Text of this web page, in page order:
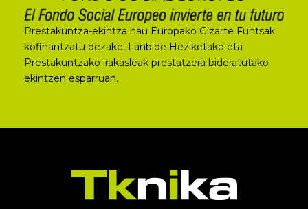
Prestakuntza-ekintza hau Europako Gizarte Funtsak
kofinantzatu dezake, Lanbide Heziketako eta
Prestakuntzako irakasleak prestatzera bideratutako
ekintzen esparruan.